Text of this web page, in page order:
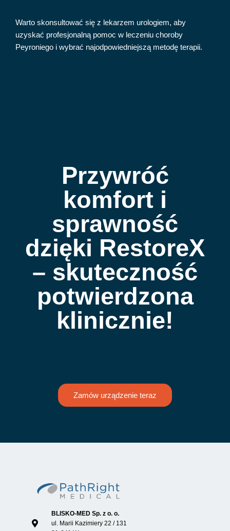
Warto skonsultować się z lekarzem urologiem, aby
uzyskać profesjonalną pomoc w leczeniu choroby
Peyroniego i wybrać najodpowiedniejszą metodę terapii.
Przywróć
komfort i
sprawność
dzięki RestoreX
– skuteczność
potwierdzona
klinicznie!
Zamów urządzenie teraz
BLISKO-MED Sp. z o. o.
ul. Marii Kazimiery 22 / 131